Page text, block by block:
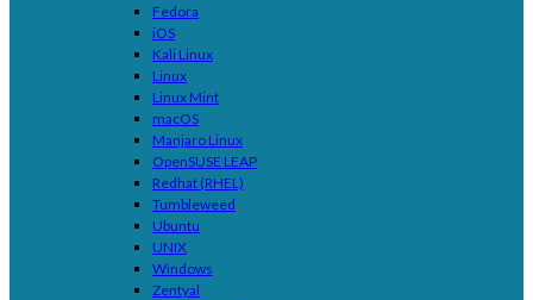
Fedora
iOS
Kali Linux
Linux
Linux Mint
macOS
Manjaro Linux
OpenSUSE LEAP
Redhat (RHEL)
Tumbleweed
Ubuntu
UNIX
Windows
Zentyal